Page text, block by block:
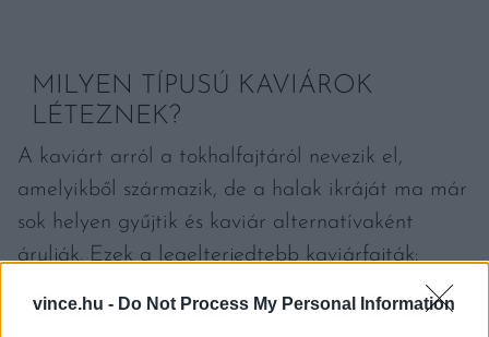
vince.hu - Do Not Process My Personal Information
MILYEN TÍPUSÚ KAVIÁROK
LÉTEZNEK?
A kaviárt arról a tokhalfajtáról nevezik el,
amelyikből származik, de a halak ikráját ma már
sok helyen gyűjtik és kaviár alternatívaként
árulják. Ezek a legelterjedtebb kaviárfajták:
Beluga